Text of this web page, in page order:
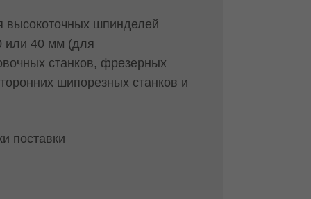
высокоточных шпинделей
или 40 мм (для
станков, фрезерных
шипорезных станков и
поставки